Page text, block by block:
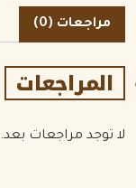
مراجعات (0)
المراجعات
لا توجد مراجعات بعد.